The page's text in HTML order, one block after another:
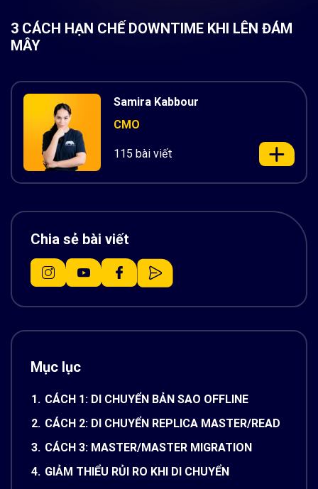
3 CÁCH HẠN CHẾ DOWNTIME KHI LÊN ĐÁM
MÂY
Samira Kabbour
CMO
115 bài viết
Chia sẻ bài viết
Mục lục
1. CÁCH 1: DI CHUYỂN BẢN SAO OFFLINE
2. CÁCH 2: DI CHUYỂN REPLICA MASTER/READ
3. CÁCH 3: MASTER/MASTER MIGRATION
4. GIẢM THIỂU RỦI RO KHI DI CHUYỂN